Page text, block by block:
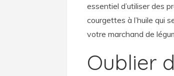
essentiel d’utiliser des
courgettes à l’huile qui
votre marchand de
Oublier